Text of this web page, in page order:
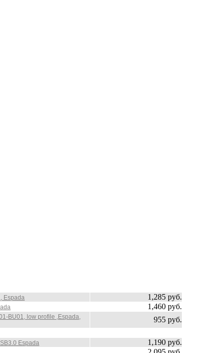
Espada 1,285 руб.
1,460 руб.
BU01, low profile ,Espada,
955 руб.
Espada 1,190 руб.